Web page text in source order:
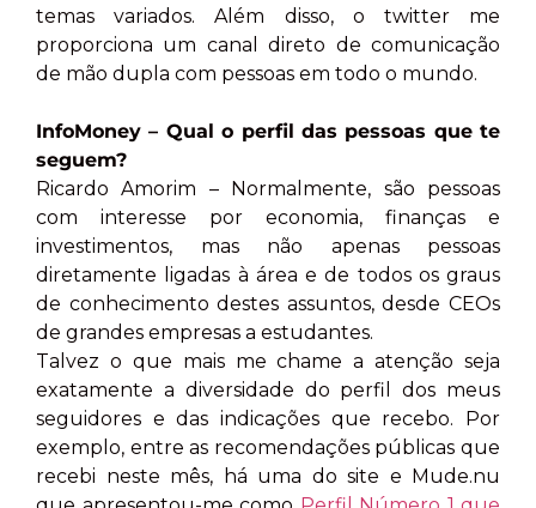
temas variados. Além disso, o twitter me
proporciona um canal direto de comunicação
de mão dupla com pessoas em todo o mundo.
InfoMoney – Qual o perfil das pessoas que te
seguem?
Ricardo Amorim – Normalmente, são pessoas
com interesse por economia, finanças e
investimentos, mas não apenas pessoas
diretamente ligadas à área e de todos os graus
de conhecimento destes assuntos, desde CEOs
de grandes empresas a estudantes.
Talvez o que mais me chame a atenção seja
exatamente a diversidade do perfil dos meus
seguidores e das indicações que recebo. Por
exemplo, entre as recomendações públicas que
recebi neste mês, há uma do site e Mude.nu